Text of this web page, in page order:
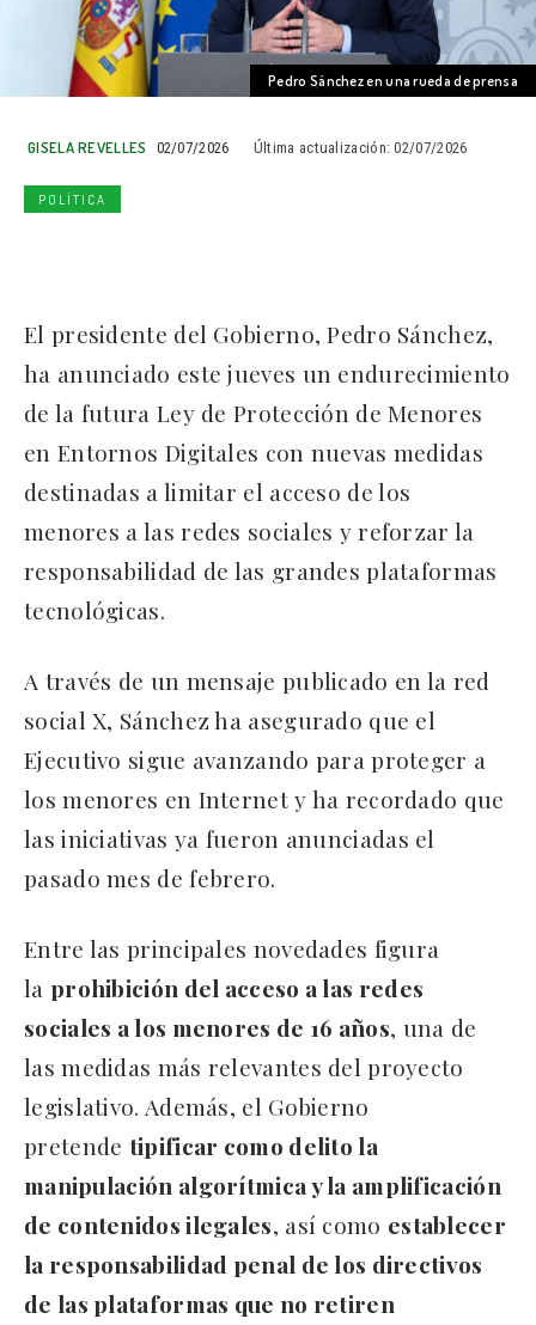
Pedro Sánchez en una rueda de prensa
GISELA REVELLES 02/07/2026 Última actualización: 02/07/2026
POLÍTICA
El presidente del Gobierno, Pedro Sánchez,
ha anunciado este jueves un endurecimiento
de la futura Ley de Protección de Menores
en Entornos Digitales con nuevas medidas
destinadas a limitar el acceso de los
menores a las redes sociales y reforzar la
responsabilidad de las grandes plataformas
tecnológicas.
A través de un mensaje publicado en la red
social X, Sánchez ha asegurado que el
Ejecutivo sigue avanzando para proteger a
los menores en Internet y ha recordado que
las iniciativas ya fueron anunciadas el
pasado mes de febrero.
Entre las principales novedades figura
la prohibición del acceso a las redes
sociales a los menores de 16 años, una de
las medidas más relevantes del proyecto
legislativo. Además, el Gobierno
pretende tipificar como delito la
manipulación algorítmica y la amplificación
de contenidos ilegales, así como establecer
la responsabilidad penal de los directivos
de las plataformas que no retiren